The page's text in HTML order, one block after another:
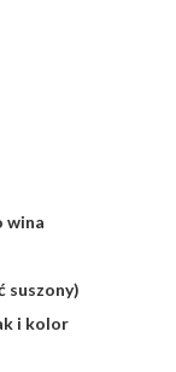
wina
suszony)
i kolor